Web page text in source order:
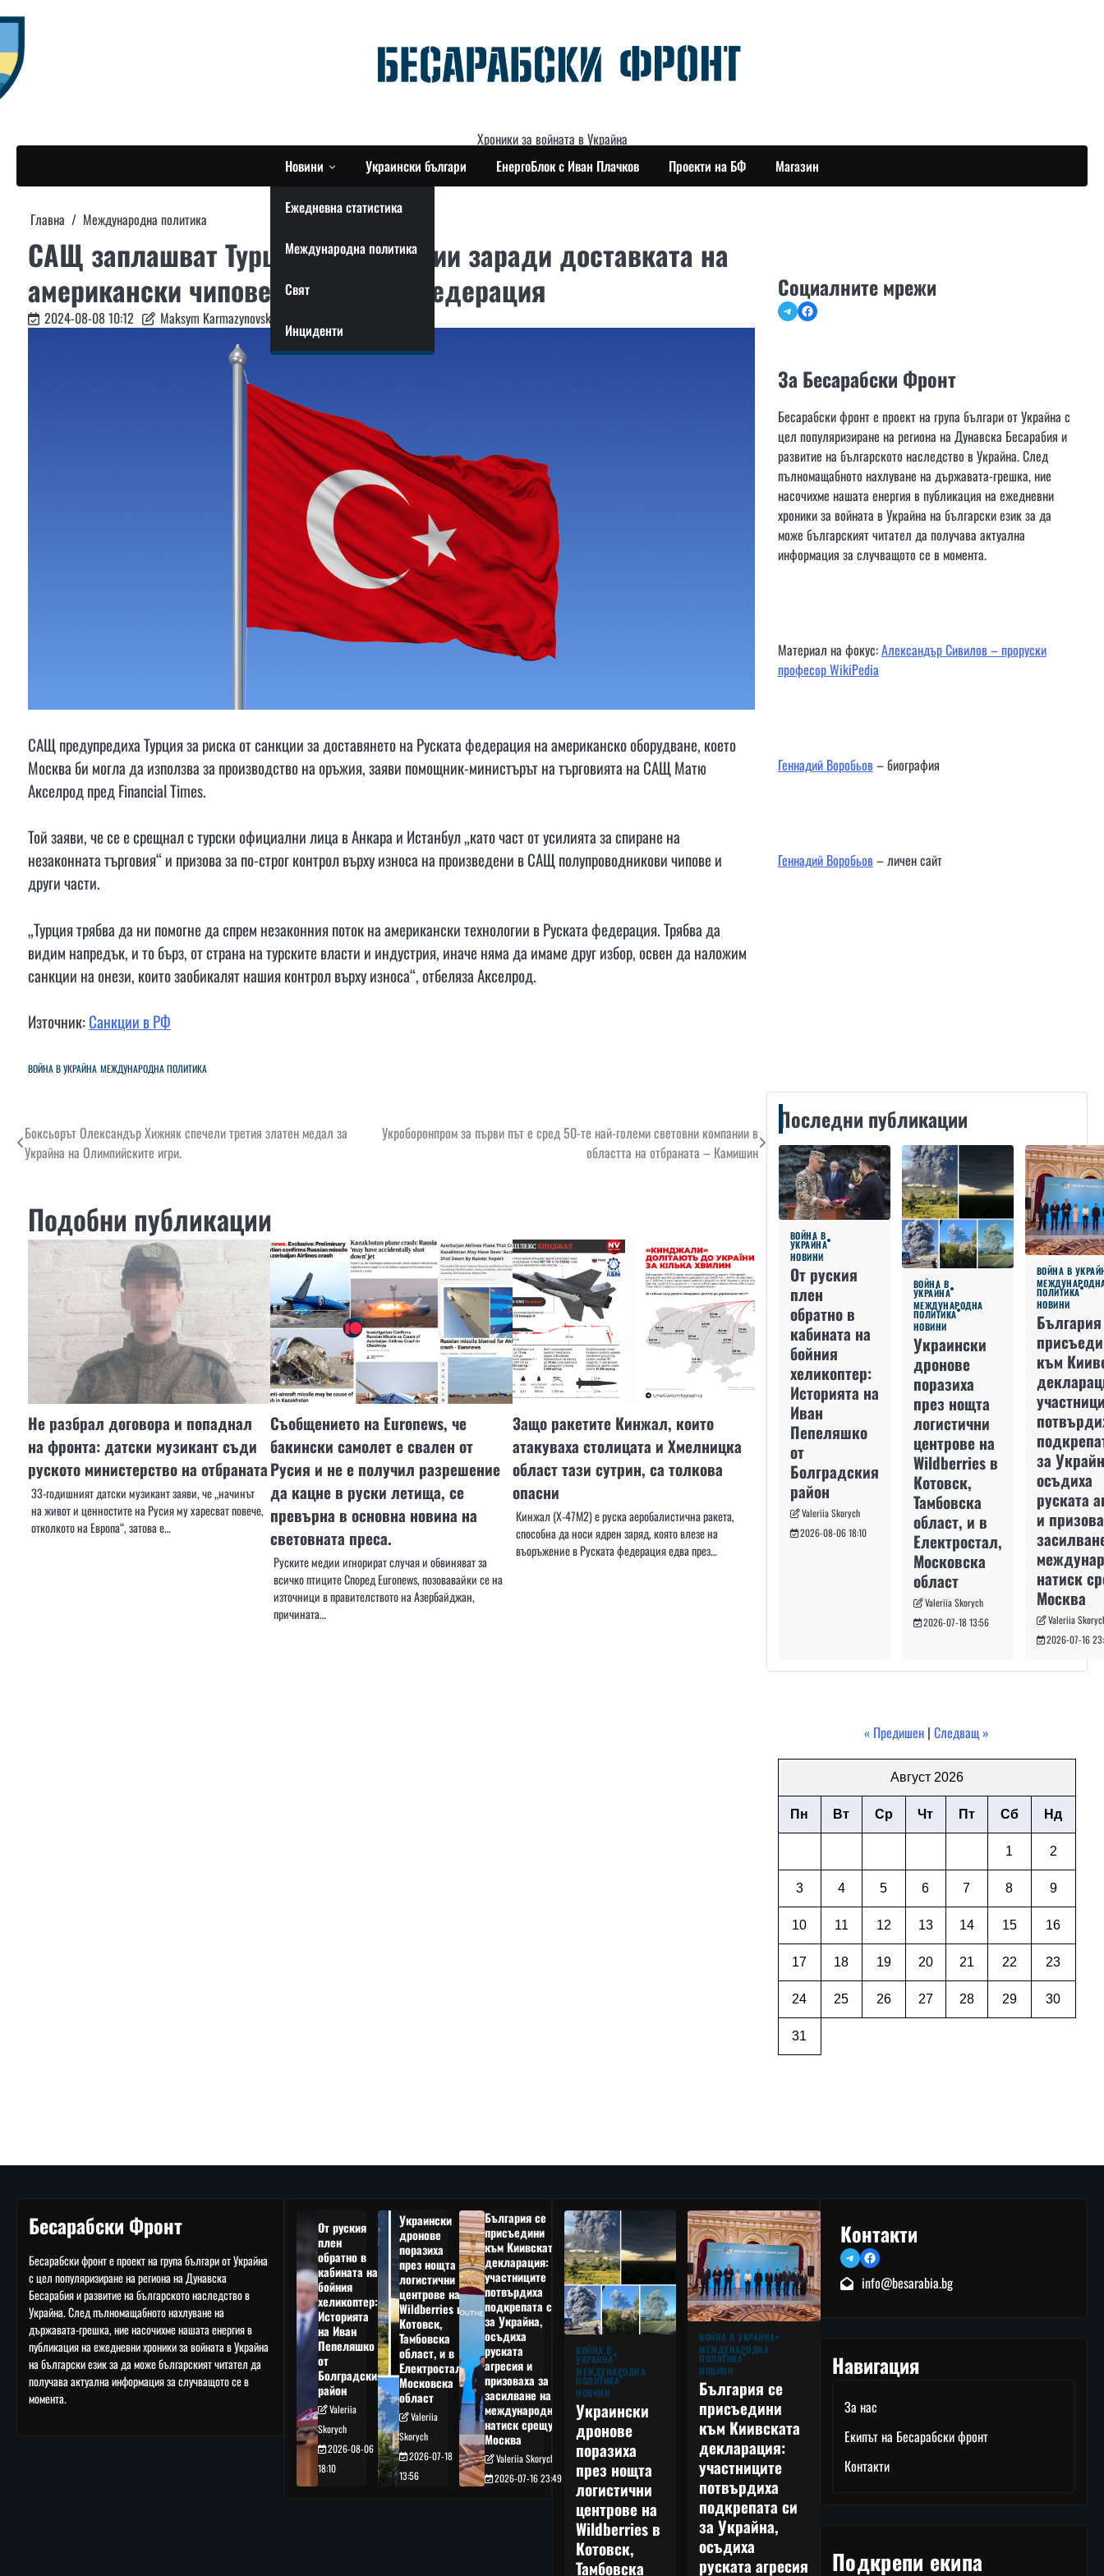
to
content
Хроники за войната в Украйна
Новини
Ежедневна статистика
Международна политика
Свят
Инциденти
Украински българи ЕнергоБлок с Иван Плачков Проекти на БФ Магазин
Главна Международна политика
САЩ заплашват Турция със санкции заради доставката на
американски чипове за Руската федерация
2024-08-08 10:12 Maksym Karmazynovskyi
САЩ предупредиха Турция за риска от санкции за доставянето на Руската федерация на американско оборудване, което
Москва би могла да използва за производство на оръжия, заяви помощник-министърът на търговията на САЩ Матю
Акселрод пред Financial Times.
Той заяви, че се е срещнал с турски официални лица в Анкара и Истанбул „като част от усилията за спиране на
незаконната търговия“ и призова за по-строг контрол върху износа на произведени в САЩ полупроводникови чипове и
други части.
„Турция трябва да ни помогне да спрем незаконния поток на американски технологии в Руската федерация. Трябва да
видим напредък, и то бърз, от страна на турските власти и индустрия, иначе няма да имаме друг избор, освен да наложим
санкции на онези, които заобикалят нашия контрол върху износа“, отбеляза Акселрод.
Източник:Санкции в РФ
ВОЙНА В УКРАЙНА МЕЖДУНАРОДНА ПОЛИТИКА
Навигация
Боксьорът Олександър Хижняк спечели третия златен медал за
Украйна на Олимпийските игри.
Укроборонпром за първи път е сред 50-те най-големи световни компании в
областта на отбраната – Камишин
Подобни публикации
Не разбрал договора и попаднал
на фронта: датски музикант съди
руското министерство на отбраната
33-годишният датски музикант заяви, че „начинът
на живот и ценностите на Русия му харесват повече,
отколкото на Европа“, затова е…
Съобщението на Euronews, че
бакински самолет е свален от
Русия и не е получил разрешение
да кацне в руски летища, се
превърна в основна новина на
световната преса.
Руските медии игнорират случая и обвиняват за
всичко птиците Според Euronews, позовавайки се на
източници в правителството на Азербайджан,
причината…
Защо ракетите Кинжал, които
атакуваха столицата и Хмелницка
област тази сутрин, са толкова
опасни
Кинжал (X-47M2) е руска аеробалистична ракета,
способна да носи ядрен заряд, която влезе на
въоръжение в Руската федерация едва през…
Социалните мрежи
TelegramFacebook
За Бесарабски Фронт
Бесарабски фронт е проект на група българи от Украйна с
цел популяризиране на региона на Дунавска Бесарабия и
развитие на българското наследство в Украйна. След
пълномащабното нахлуване на държавата-грешка, ние
насочихме нашата енергия в публикация на ежедневни
хроники за войната в Украйна на български език за да
може българският читател да получава актуална
информация за случващото се в момента.
Материал на фокус:Александър Сивилов – проруски
професор WikiPedia
Геннадий Воробьов– биография
Геннадий Воробьов– личен сайт
Последни публикации
ВОЙНА В
УКРАЙНА
НОВИНИ
От руския
плен
обратно в
кабината на
бойния
хеликоптер:
Историята на
Иван
Пепеляшко
от
Болградския
район
Valeriia Skorych
2026-08-06 18:10
ВОЙНА В
УКРАЙНА
МЕЖДУНАРОДНА
ПОЛИТИКА
НОВИНИ
Украински
дронове
поразиха
през нощта
логистични
центрове на
Wildberries в
Котовск,
Тамбовска
област, и в
Електростал,
Московска
област
Valeriia Skorych
2026-07-18 13:56
ВОЙНА В
ПОЛИТИКА
НОВИНИ
към
за
осъдиха
руската
и
натиск
Москва
Valeriia
2026-07-16
« Предишен |Следващ »
Август 2026
Пн Вт Ср Чт Пт Сб Нд
1 2
3 4 5 6 7 8 9
10 11 12 13 14 15 16
17 18 19 20 21 22 23
24 25 26 27 28 29 30
31
Бесарабски Фронт
Бесарабски фронт е проект на група българи от Украйна
с цел популяризиране на региона на Дунавска
Бесарабия и развитие на българското наследство в
Украйна. След пълномащабното нахлуване на
държавата-грешка, ние насочихме нашата енергия в
публикация на ежедневни хроники за войната в Украйна
на български език за да може българският читател да
получава актуална информация за случващото се в
момента.
От руския
плен
обратно в
кабината на
бойния
хеликоптер:
Историята
на Иван
Пепеляшко
от
Болградския
район
Valeriia
Skorych
2026-08-06
18:10
Украински
дронове
поразиха
през нощта
логистични
центрове на
Wildberries в
Котовск,
Тамбовска
област, и в
Електростал,
Московска
област
Valeriia
Skorych
2026-07-18
13:56
България се
присъедини
към Киивската
декларация:
участниците
потвърдиха
подкрепата си
за Украйна,
осъдиха
руската
агресия и
призоваха за
засилване на
международния
натиск срещу
Москва
Valeriia Skorych
2026-07-16 23:49
ВОЙНА В
УКРАЙНА
МЕЖДУНАРОДНА
ПОЛИТИКА
НОВИНИ
Украински
дронове
поразиха
през нощта
логистични
центрове на
Wildberries в
Котовск,
Тамбовска
ВОЙНА В УКРАЙНА
МЕЖДУНАРОДНА
ПОЛИТИКА
НОВИНИ
България се
присъедини
към Киивската
декларация:
участниците
потвърдиха
подкрепата си
за Украйна,
осъдиха
руската агресия
Контакти
TelegramFacebook
info@besarabia.bg
Навигация
За нас
Екипът на Бесарабски фронт
Контакти
Подкрепи екипа